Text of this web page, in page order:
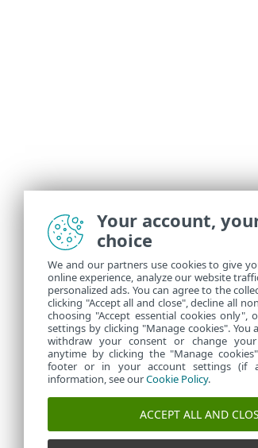
Your account,
choice
We and our partners use cookies to give
online experience, analyze our website
personalized ads. You can agree to the
clicking "Accept all and close", decline all
choosing "Accept essential cookies only",
settings by clicking "Manage cookies". You
withdraw your consent or change your
anytime by clicking the "Manage
footer or in your account settings (if
information, see ourCookie Policy.
ACCEPT ALL AND